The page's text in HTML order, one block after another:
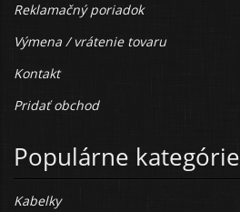
Reklamačný poriadok
Výmena / vrátenie tovaru
Kontakt
Pridať obchod
Populárne kategórie
Kabelky